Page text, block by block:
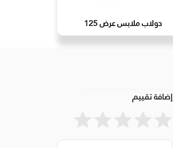
دولاب ملابس عرض 125
إضافة تقييم